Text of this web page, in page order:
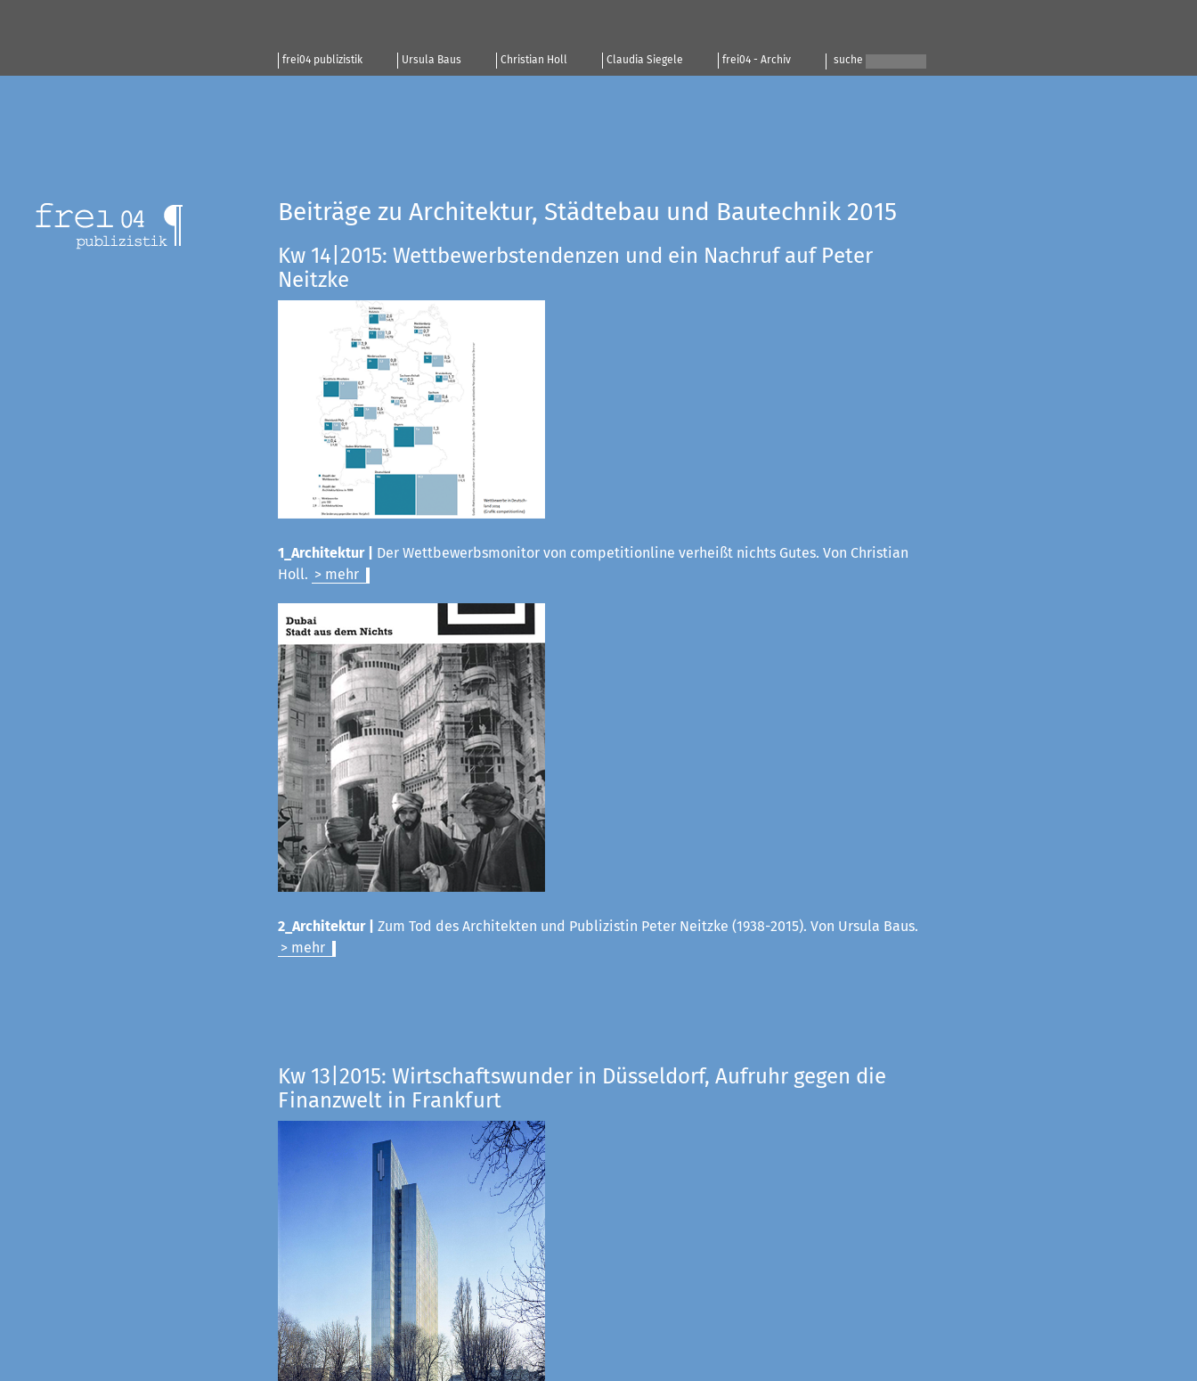
frei04 publizistik Ursula Baus Christian Holl Claudia Siegele frei04 - Archiv suche
Beiträge zu Architektur, Städtebau und Bautechnik 2015
Kw 14|2015: Wettbewerbstendenzen und ein Nachruf auf Peter
Neitzke
1_Architektur |
Der Wettbewerbsmonitor von competitionline verheißt nichts Gutes. Von Christian
Holl. > mehr
2_Architektur |
Zum Tod des Architekten und Publizistin Peter Neitzke (1938-2015). Von Ursula Baus.
> mehr
Kw 13|2015: Wirtschaftswunder in Düsseldorf, Aufruhr gegen die
Finanzwelt in Frankfurt